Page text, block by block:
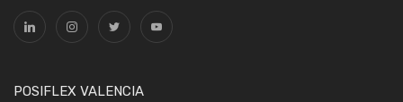
POSIFLEX VALENCIA